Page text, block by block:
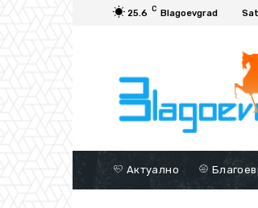
25.6 C Blagoevgrad
Актуално